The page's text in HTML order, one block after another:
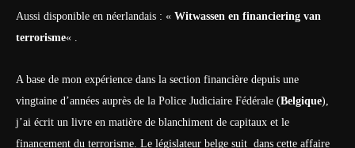
Aussi disponible en néerlandais : « Witwassen en financiering van
terrorisme« .
A base de mon expérience dans la section financière depuis une
vingtaine d’années auprès de la Police Judiciaire Fédérale (Belgique),
j’ai écrit un livre en matière de blanchiment de capitaux et le
financement du terrorisme. Le législateur belge suit dans cette affaire